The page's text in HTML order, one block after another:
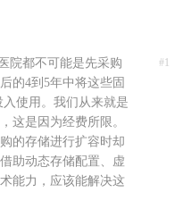
#1
院都不可能是先采购
的4到5年中将这些固
使用。我们从来就是
这是因为经费所限。
的存储进行扩容时却
助动态存储配置、虚
能力，应该能解决这